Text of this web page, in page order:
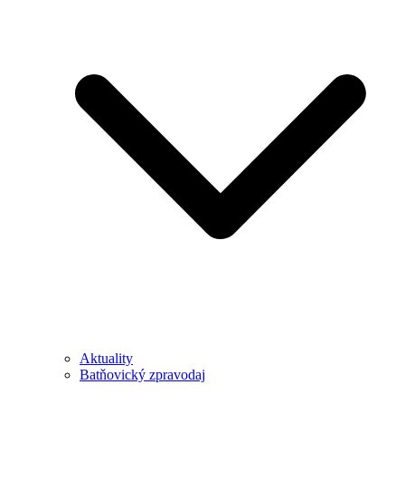
Aktuality
Batňovický zpravodaj